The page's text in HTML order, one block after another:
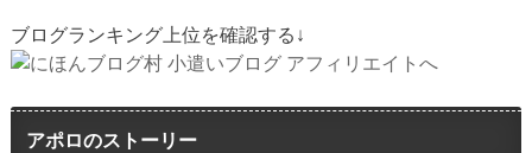
ブログランキング上位を確認する↓
アポロのストーリー